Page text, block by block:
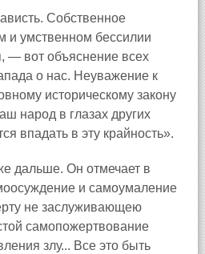
Собственное
и умственном бессилии
— вот объяснение всех
о нас. Неуважение к
историческому закону
народ в глазах других
впадать в эту крайность».
дальше. Он отмечает в
и самоумаление
не заслуживающею
самопожертвование
злу... Все это быть